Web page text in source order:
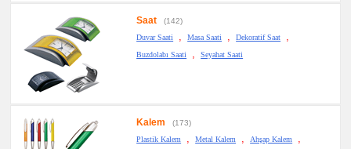
Saat
(142)
Duvar Saati
, Masa Saati , Dekoratif Saat ,
Buzdolabı Saati , Seyahat Saati
Kalem
(173)
Plastik Kalem
, Metal Kalem , Ahşap Kalem ,
promosyon
Diğer
Ürünler